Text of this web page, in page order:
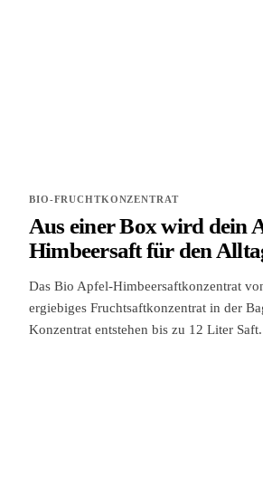
BIO-FRUCHTKONZENTRAT
Aus einer Box wird dein
Himbeersaft für den
Das Bio Apfel-Himbeersaftkonzentrat
ergiebiges Fruchtsaftkonzentrat in der
Konzentrat entstehen bis zu 12 Liter Saft.